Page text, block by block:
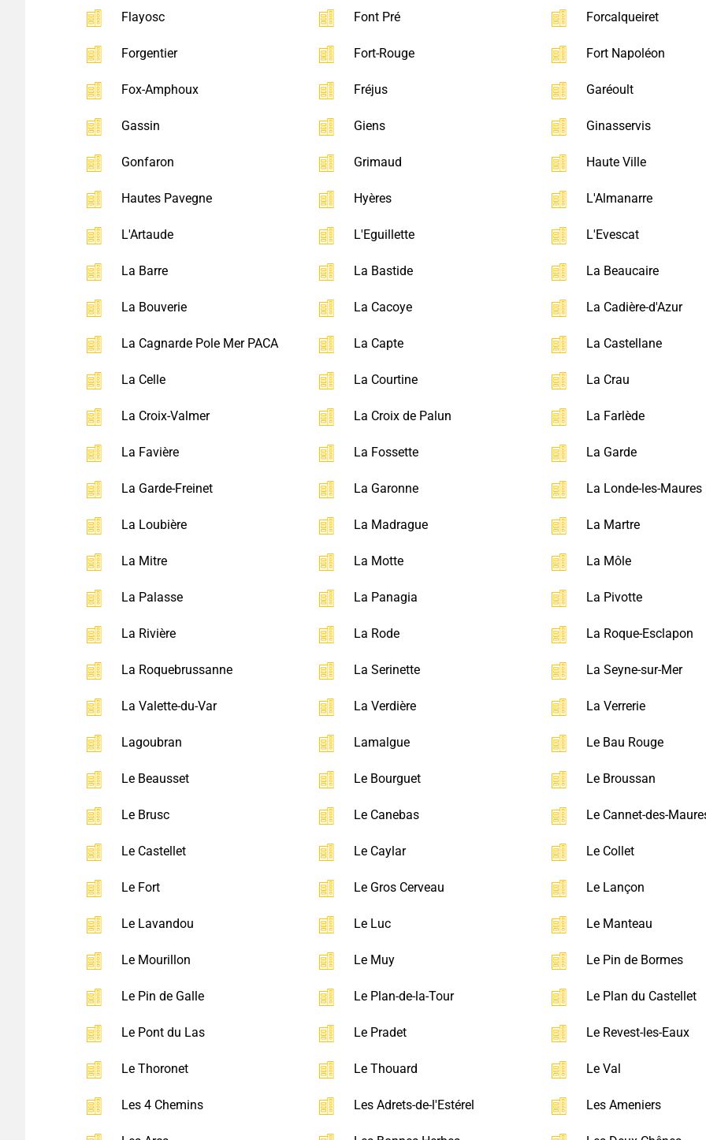
Flayosc Font Pré Forcalqueiret
Forgentier Fort-Rouge Fort Napoléon
Fox-Amphoux Fréjus Garéoult
Gassin Giens Ginasservis
Gonfaron Grimaud Haute Ville
Hautes Pavegne Hyères L'Almanarre
L'Artaude L'Eguillette L'Evescat
La Barre La Bastide La Beaucaire
La Bouverie La Cacoye La Cadière-d'Azur
La Cagnarde Pole Mer PACA La Capte La Castellane
La Celle La Courtine La Crau
La Croix-Valmer La Croix de Palun La Farlède
La Favière La Fossette La Garde
La Garde-Freinet La Garonne La Londe-les-Maures
La Loubière La Madrague La Martre
La Mitre La Motte La Môle
La Palasse La Panagia La Pivotte
La Rivière La Rode La Roque-Esclapon
La Roquebrussanne La Serinette La Seyne-sur-Mer
La Valette-du-Var La Verdière La Verrerie
Lagoubran Lamalgue Le Bau Rouge
Le Beausset Le Bourguet Le Broussan
Le Brusc Le Canebas Le Cannet-des-
Le Castellet Le Caylar Le Collet
Le Fort Le Gros Cerveau Le Lançon
Le Lavandou Le Luc Le Manteau
Le Mourillon Le Muy Le Pin de Bormes
Le Pin de Galle Le Plan-de-la-Tour Le Plan du Castellet
Le Pont du Las Le Pradet Le Revest-les-Eaux
Le Thoronet Le Thouard Le Val
Les 4 Chemins Les Adrets-de-l'Estérel Les Ameniers